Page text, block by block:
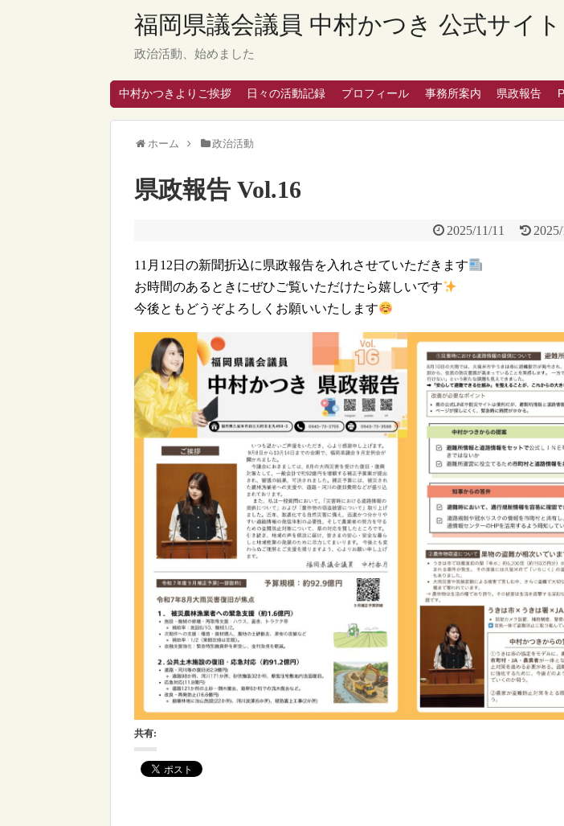
福岡県議会議員 中村かつき 公式サイト
政治活動、始めました
中村かつきよりご挨拶 日々の活動記録 プロフィール 事務所案内 県政報告
ホーム 政治活動
県政報告 Vol.16
2025/11/11
11月12日の新聞折込に県政報告を入れさせていただきます
お時間のあるときにぜひご覧いただけたら嬉しいです
今後ともどうぞよろしくお願いいたします
共有: